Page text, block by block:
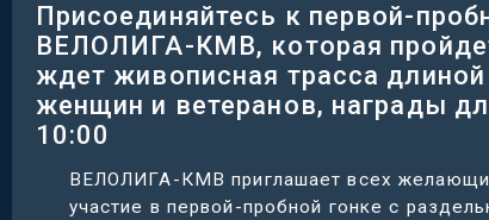
Присоединяйтесь к первой-
ВЕЛОЛИГА-КМВ, которая
ждет живописная трасса
женщин и ветеранов, награды
10:00
ВЕЛОЛИГА-КМВ приглашает всех
участие в первой-пробной гонке с